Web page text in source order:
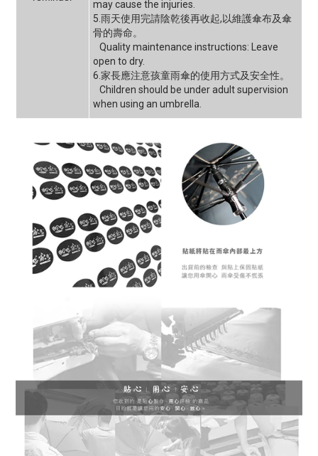
may cause the injuries.
5.雨天使用完請陰乾後再收起,以維護傘布及傘
骨的壽命。
Quality maintenance instructions: Leave
open to dry.
6.家長應注意孩童雨傘的使用方式及安全性。
Children should be under adult supervision
when using an umbrella.